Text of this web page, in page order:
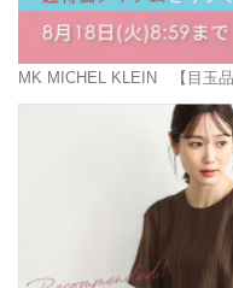
MK MICHEL KLEIN 【目玉